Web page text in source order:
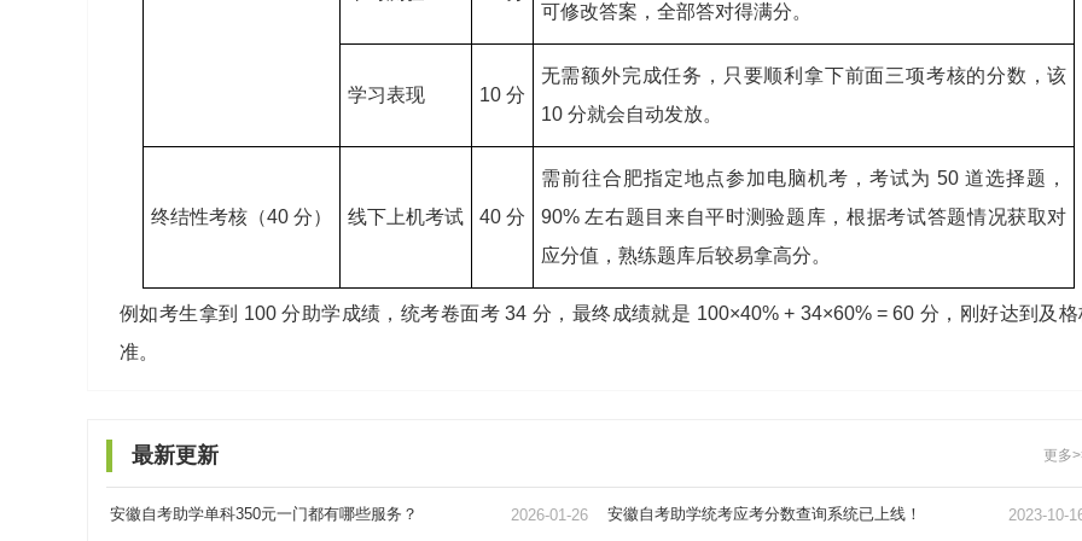
可修改答案，全部答对得满分。
学习表现 10 分
无需额外完成任务，只要顺利拿下前面三项考核的分数，该
10 分就会自动发放。
终结性考核（40 分） 线下上机考试 40 分
需前往合肥指定地点参加电脑机考，考试为 50 道选择题，
90% 左右题目来自平时测验题库，根据考试答题情况获取对
应分值，熟练题库后较易拿高分。
例如考生拿到 100 分助学成绩，统考卷面考 34 分，最终成绩就是 100×40% + 34×60% = 60 分，刚好达到及格
准。
最新更新 更多
安徽自考助学单科350元一门都有哪些服务？ 2026-01-26 安徽自考助学统考应考分数查询系统已上线！ 2023-10-